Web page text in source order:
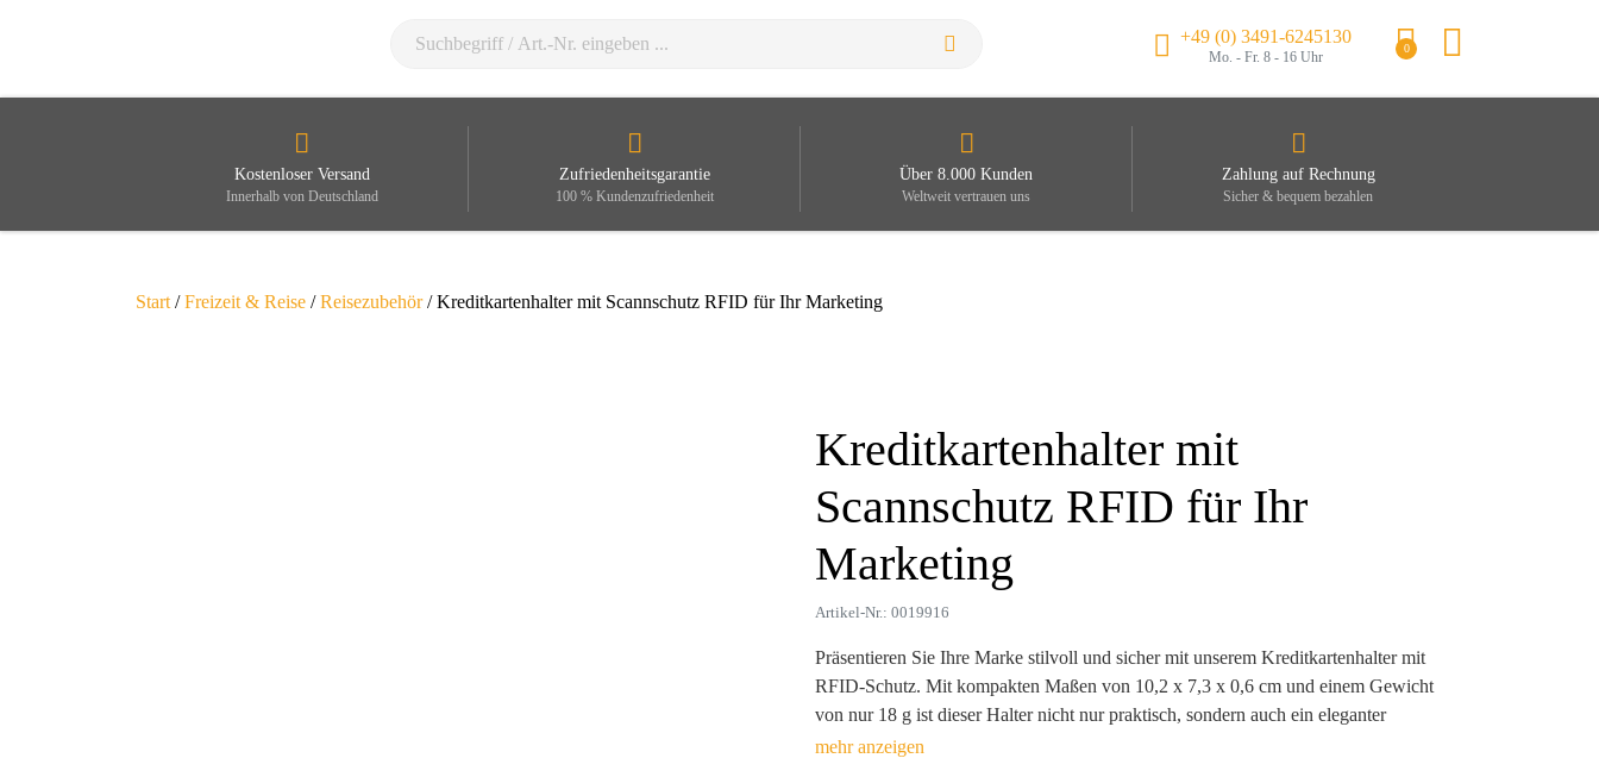
+49 (0) 3491-6245130
Mo. - Fr. 8 - 16 Uhr
0
Kostenloser Versand
Innerhalb von Deutschland
Zufriedenheitsgarantie
100 % Kundenzufriedenheit
Über 8.000 Kunden
Weltweit vertrauen uns
Zahlung auf Rechnung
Sicher & bequem bezahlen
Start /Freizeit & Reise /Reisezubehör/ Kreditkartenhalter mit Scannschutz RFID für Ihr Marketing
Kreditkartenhalter mit
Scannschutz RFID für Ihr
Marketing
Artikel-Nr.: 0019916
Präsentieren Sie Ihre Marke stilvoll und sicher mit unserem Kreditkartenhalter mit
RFID-Schutz. Mit kompakten Maßen von 10,2 x 7,3 x 0,6 cm und einem Gewicht
von nur 18 g ist dieser Halter nicht nur praktisch, sondern auch ein eleganter
Begleiter im Alltag. Hergestellt aus hochwertigem Spaltleder, schützt er nicht nur vor